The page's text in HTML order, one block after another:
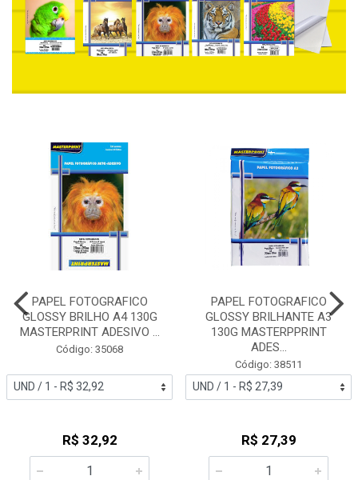
PAPEL FOTOGRAFICO
GLOSSY BRILHO A4 130G
MASTERPRINT ADESIVO ...
Código: 35068
R$ 32,92
PAPEL FOTOGRAFICO
GLOSSY BRILHANTE A3
130G MASTERPPRINT
ADES...
Código: 38511
R$ 27,39